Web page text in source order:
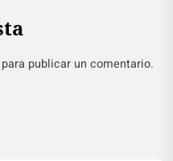
para publicar un comentario.